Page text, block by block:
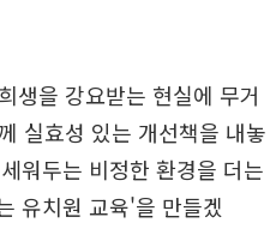
생을 강요받는 현실에 무거
실효성 있는 개선책을 내놓
워두는 비정한 환경을 더는
유치원 교육'을 만들겠